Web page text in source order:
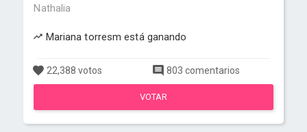
Nathalia
Mariana torresm está ganando
22,388 votos 803 comentarios
VOTAR